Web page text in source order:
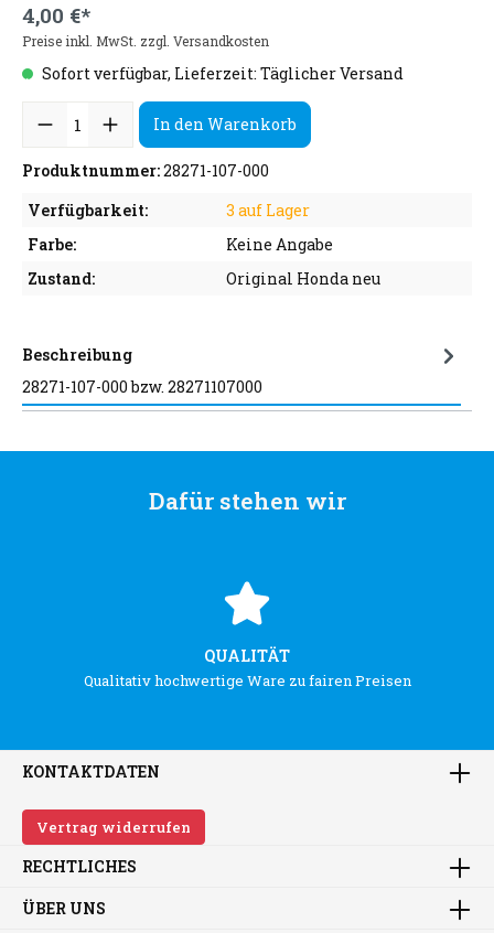
4,00 €*
Preise inkl. MwSt. zzgl. Versandkosten
Sofort verfügbar, Lieferzeit: Täglicher Versand
In den Warenkorb
Produktnummer:28271-107-000
Verfügbarkeit:
3 auf Lager
Farbe:
Keine Angabe
Zustand:
Original Honda neu
Beschreibung
28271-107-000 bzw. 28271107000
Dafür stehen wir
QUALITÄT
Qualitativ hochwertige Ware zu fairen Preisen
KONTAKTDATEN
Vertrag widerrufen
RECHTLICHES
ÜBER UNS